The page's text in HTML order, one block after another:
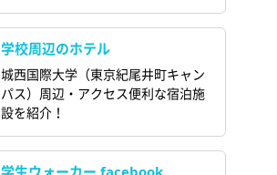
学校周辺のホテル
城西国際大学（東京紀尾井町キャン
パス）周辺・アクセス便利な宿泊施
設を紹介！